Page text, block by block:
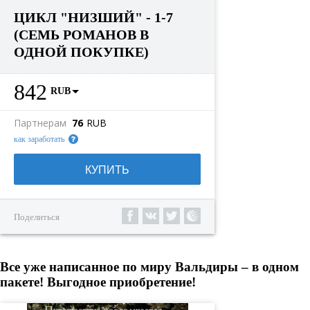
ЦИКЛ "НИЗШИЙ" - 1-7
(СЕМЬ РОМАНОВ В
ОДНОЙ ПОКУПКЕ)
842 RUB
Партнерам 76 RUB
как заработать
КУПИТЬ
Поделиться
Все уже написанное по миру Вальдиры – в одном
пакете! Выгодное приобретение!